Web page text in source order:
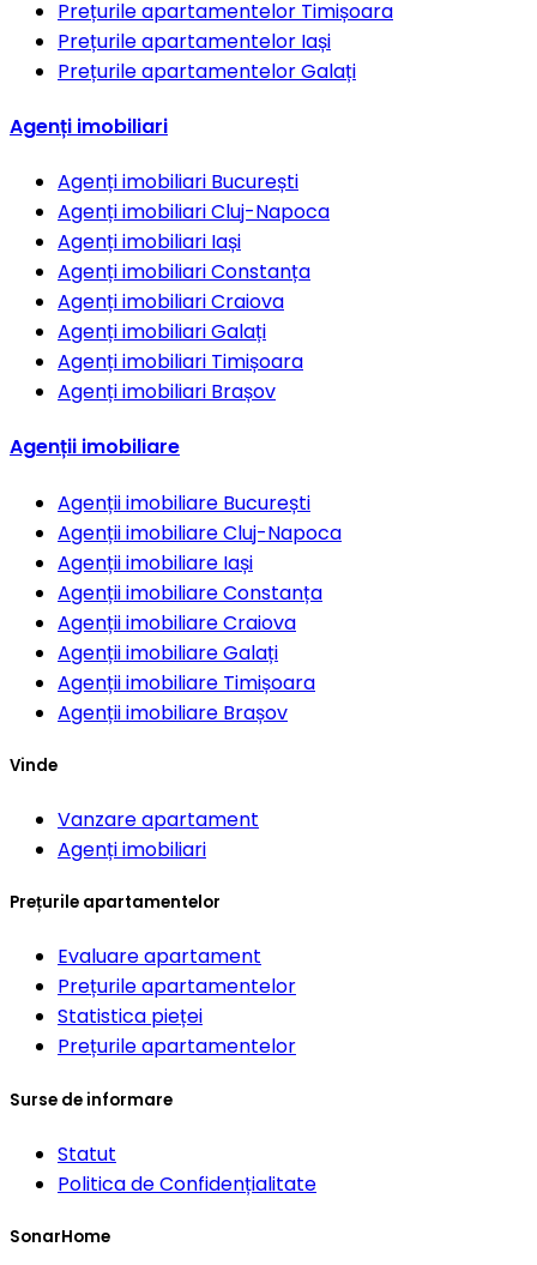
Prețurile apartamentelor Timișoara
Prețurile apartamentelor Iași
Prețurile apartamentelorGalați
Agenți imobiliari
Agenți imobiliari București
Agenți imobiliariCluj-Napoca
Agenți imobiliari Iași
Agenți imobiliariConstanța
Agenți imobiliariCraiova
Agenți imobiliariGalați
Agenți imobiliari Timișoara
Agenți imobiliari Brașov
Agenții imobiliare
Agenții imobiliare București
Agenții imobiliareCluj-Napoca
Agenții imobiliare Iași
Agenții imobiliareConstanța
Agenții imobiliareCraiova
Agenții imobiliareGalați
Agenții imobiliare Timișoara
Agenții imobiliare Brașov
Vinde
Vanzare apartament
Agenți imobiliari
Prețurile apartamentelor
Evaluare apartament
Prețurile apartamentelor
Statistica pieței
Prețurile apartamentelor
Surse de informare
Statut
Politica de Confidențialitate
SonarHome